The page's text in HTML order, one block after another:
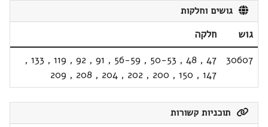
גושים וחלקות
גוש
חלקה
30607
47
,
48
,
50-53
,
56-59
,
91
,
92
,
119
,
133
,
147
,
150
,
200
,
202
,
204
,
208
,
209
תוכניות קשורות